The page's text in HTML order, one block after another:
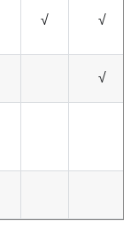
√ √
√